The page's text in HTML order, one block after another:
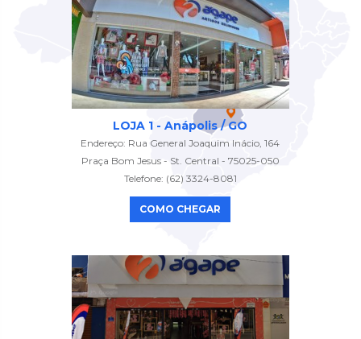
LOJA 1 - Anápolis / GO
Endereço: Rua General Joaquim Inácio, 164
Praça Bom Jesus - St. Central - 75025-050
Telefone: (62) 3324-8081
COMO CHEGAR